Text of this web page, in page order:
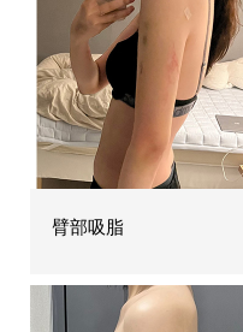
臂部吸脂